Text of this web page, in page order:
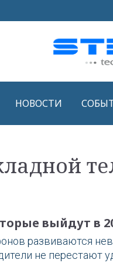
НОВОСТИ
выйдут в
развиваются
не перестают